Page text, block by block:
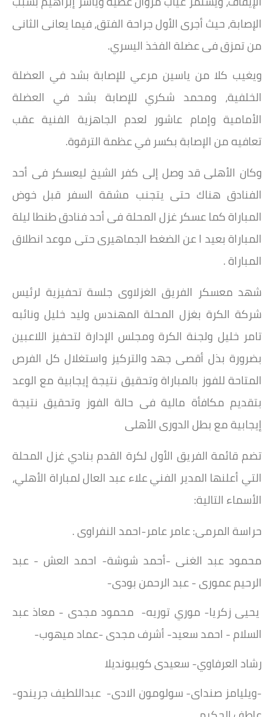
الإصابة، حيث أجرى الأول جراحة الفتق، فيما يعانى الثانى
من تمزق فى عضلة الفخذ اليسري.
ويغيب كلا من ياسين مرعي للإصابة بشد في العضلة
الخلفية، ومحمد شكري للإصابة بشد في العضلة
الأمامية وإمام عاشور لعدم الجاهزية الفنية عقب
تعافيه من الإصابة بكسر في عظمة الترقوة.
وكان الأهلى قد وصل إلى كفر الشيخ ليعسكر فى أحد
الفنادق هناك حتى يتجنب مشقة السفر قبل خوض
المباراة كما عسكر غزل المحلة فى أحد فنادق طنطا ليلة
المباراة بعيد ا عن الضغط الجماهيرى حتى موعد انطلاق
المباراة .
شهد معسكر الفريق الغزلاوى جلسة تحفيزية لرئيس
شركة الكرة بغزل المحلة المهندس وليد خليل ونائبه
تامر خليل ولجنة الكرة ومجلس الإدارة لتحفيز اللاعبين
بضرورة بذل أقصى جهد والتركيز واستغلال كل الفرص
المتاحة للفوز بالمباراة وتحقيق نتيجة إيجابية مع الوعد
بتقديم مكافأة مالية فى حالة الفوز وتحقيق نتيجة
إيجابية مع بطل الدورى الأهلى
تضم قائمة الفريق الأول لكرة القدم بنادي غزل المحلة
التي أعلنها المدير الفني علاء عبد العال لمباراة الأهلي،
الأسماء التالية:
حراسة المرمى: عامر عامر-احمد النفراوى .
محمود عبد الغنى -أحمد شوشة- احمد العش - عبد
الرحيم عمورى - عبد الرحمن بودى-
يحيى زكريا- موري توريه- محمود مجدى - معاذ عبد
السلام - احمد سعيد- أشرف مجدى -عماد ميهوب-
رشاد العرفاوي- سعيدى كويبونديلا
-ويليامز صنداى- سولومون الادى- عبداللطيف جريندو-